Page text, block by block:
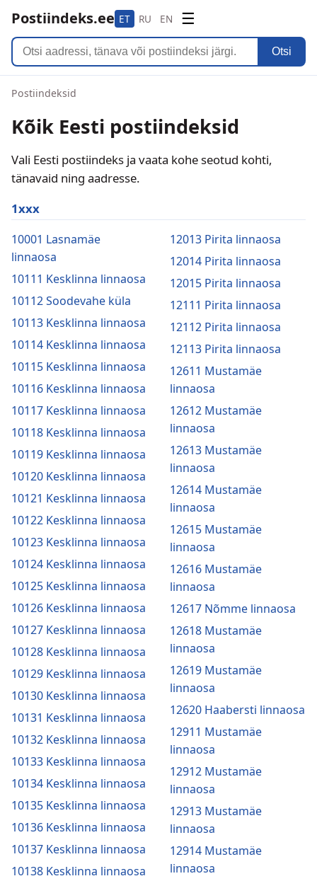
Postiindeks.ee ET RU EN ☰
Otsi
Postiindeksid
Kõik Eesti postiindeksid
Vali Eesti postiindeks ja vaata kohe seotud kohti,
tänavaid ning aadresse.
1xxx
10001 Lasnamäe
linnaosa
10111 Kesklinna linnaosa
10112 Soodevahe küla
10113 Kesklinna linnaosa
10114 Kesklinna linnaosa
10115 Kesklinna linnaosa
10116 Kesklinna linnaosa
10117 Kesklinna linnaosa
10118 Kesklinna linnaosa
10119 Kesklinna linnaosa
10120 Kesklinna linnaosa
10121 Kesklinna linnaosa
10122 Kesklinna linnaosa
10123 Kesklinna linnaosa
10124 Kesklinna linnaosa
10125 Kesklinna linnaosa
10126 Kesklinna linnaosa
10127 Kesklinna linnaosa
10128 Kesklinna linnaosa
10129 Kesklinna linnaosa
10130 Kesklinna linnaosa
10131 Kesklinna linnaosa
10132 Kesklinna linnaosa
10133 Kesklinna linnaosa
10134 Kesklinna linnaosa
10135 Kesklinna linnaosa
10136 Kesklinna linnaosa
10137 Kesklinna linnaosa
10138 Kesklinna linnaosa
12013 Pirita linnaosa
12014 Pirita linnaosa
12015 Pirita linnaosa
12111 Pirita linnaosa
12112 Pirita linnaosa
12113 Pirita linnaosa
12611 Mustamäe
linnaosa
12612 Mustamäe
linnaosa
12613 Mustamäe
linnaosa
12614 Mustamäe
linnaosa
12615 Mustamäe
linnaosa
12616 Mustamäe
linnaosa
12617 Nõmme linnaosa
12618 Mustamäe
linnaosa
12619 Mustamäe
linnaosa
12620 Haabersti linnaosa
12911 Mustamäe
linnaosa
12912 Mustamäe
linnaosa
12913 Mustamäe
linnaosa
12914 Mustamäe
linnaosa